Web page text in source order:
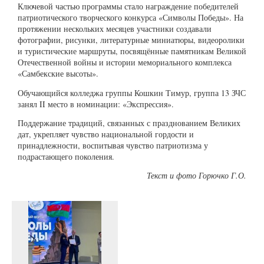
Ключевой частью программы стало награждение победителей
патриотического творческого конкурса «Символы Победы». На
протяжении нескольких месяцев участники создавали
фотографии, рисунки, литературные миниатюры, видеоролики
и туристические маршруты, посвящённые памятникам Великой
Отечественной войны и истории мемориального комплекса
«Самбекские высоты».
Обучающийся колледжа группы Кошкин Тимур, группа 13 ЗЧС
занял II место в номинации: «Экспрессия».
Поддержание традиций, связанных с празднованием Великих
дат, укрепляет чувство национальной гордости и
принадлежности, воспитывая чувство патриотизма у
подрастающего поколения.
Текст и фото Горючко Г.О.